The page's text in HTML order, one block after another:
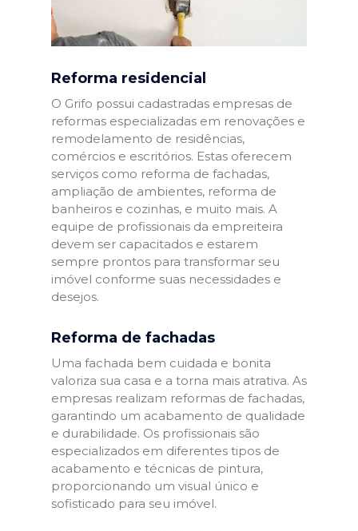
Reforma residencial
O Grifo possui cadastradas empresas de
reformas especializadas em renovações e
remodelamento de residências,
comércios e escritórios. Estas oferecem
serviços como reforma de fachadas,
ampliação de ambientes, reforma de
banheiros e cozinhas, e muito mais. A
equipe de profissionais da empreiteira
devem ser capacitados e estarem
sempre prontos para transformar seu
imóvel conforme suas necessidades e
desejos.
Reforma de fachadas
Uma fachada bem cuidada e bonita
valoriza sua casa e a torna mais atrativa. As
empresas realizam reformas de fachadas,
garantindo um acabamento de qualidade
e durabilidade. Os profissionais são
especializados em diferentes tipos de
acabamento e técnicas de pintura,
proporcionando um visual único e
sofisticado para seu imóvel.